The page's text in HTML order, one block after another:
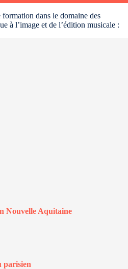
dans le domaine des
à l’image et de l’édition musicale :
Nouvelle Aquitaine
parisien